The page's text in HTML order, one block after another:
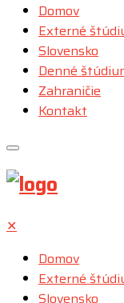
Domov
Externé
Slovensko
Denné
Zahraničie
Kontakt
✕
Domov
Externé
Slovensko